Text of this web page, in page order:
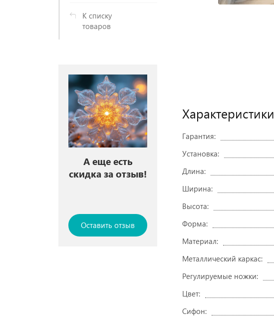
К списку
товаров
А еще есть
скидка за отзыв!
Оставить отзыв
Характеристики
Гарантия:
Установка:
Длина:
Ширина:
Высота:
Форма:
Материал:
Металлический каркас:
Регулируемые ножки:
Цвет:
Сифон: